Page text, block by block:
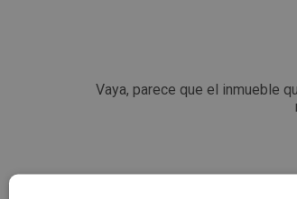
Vaya, parece que el inmueble